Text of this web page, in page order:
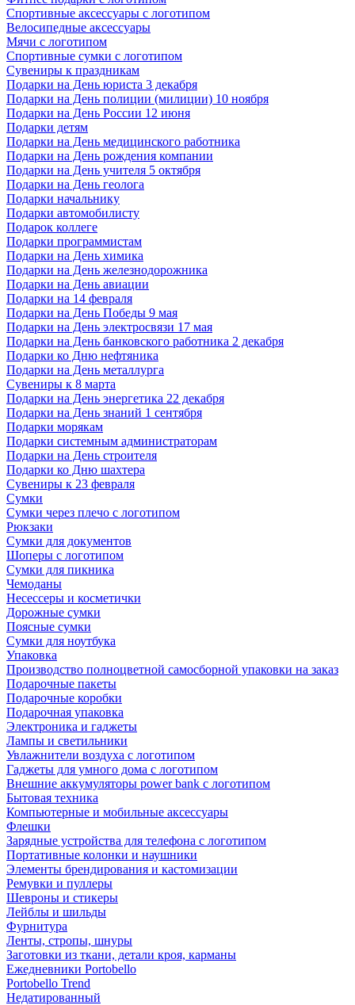
Спортивные аксессуары с логотипом
Велосипедные аксессуары
Мячи с логотипом
Спортивные сумки с логотипом
Сувениры к праздникам
Подарки на День юриста 3 декабря
Подарки на День полиции (милиции) 10 ноября
Подарки на День России 12 июня
Подарки детям
Подарки на День медицинского работника
Подарки на День рождения компании
Подарки на День учителя 5 октября
Подарки на День геолога
Подарки начальнику
Подарки автомобилисту
Подарок коллеге
Подарки программистам
Подарки на День химика
Подарки на День железнодорожника
Подарки на День авиации
Подарки на 14 февраля
Подарки на День Победы 9 мая
Подарки на День электросвязи 17 мая
Подарки на День банковского работника 2 декабря
Подарки ко Дню нефтяника
Подарки на День металлурга
Сувениры к 8 марта
Подарки на День энергетика 22 декабря
Подарки на День знаний 1 сентября
Подарки морякам
Подарки системным администраторам
Подарки на День строителя
Подарки ко Дню шахтера
Сувениры к 23 февраля
Сумки
Сумки через плечо с логотипом
Рюкзаки
Сумки для документов
Шоперы с логотипом
Сумки для пикника
Чемоданы
Несессеры и косметички
Дорожные сумки
Поясные сумки
Сумки для ноутбука
Упаковка
Производство полноцветной самосборной упаковки на заказ
Подарочные пакеты
Подарочные коробки
Подарочная упаковка
Электроника и гаджеты
Лампы и светильники
Увлажнители воздуха с логотипом
Гаджеты для умного дома с логотипом
Внешние аккумуляторы power bank с логотипом
Бытовая техника
Компьютерные и мобильные аксессуары
Флешки
Зарядные устройства для телефона с логотипом
Портативные колонки и наушники
Элементы брендирования и кастомизации
Ремувки и пуллеры
Шевроны и стикеры
Лейблы и шильды
Фурнитура
Ленты, стропы, шнуры
Заготовки из ткани, детали кроя, карманы
Ежедневники Portobello
Portobello Trend
Недатированный